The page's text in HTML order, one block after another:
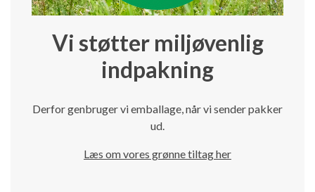
Vi støtter miljøvenlig
indpakning
Derfor genbruger vi emballage, når vi sender pakker
ud.
Læs om vores grønne tiltag her